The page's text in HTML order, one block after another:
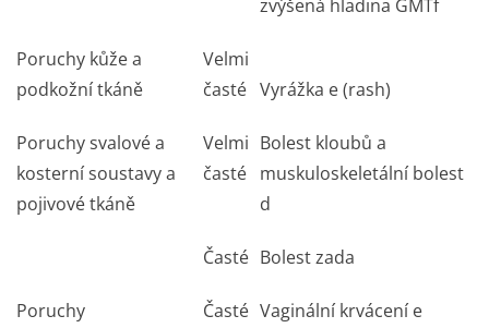
zvýšená hladina GMTf
Poruchy kůže a
podkožní tkáně
Velmi
časté Vyrážka e(rash)
Poruchy svalové a
kosterní soustavy a
pojivové tkáně
Velmi
časté
Bolest kloubů a
muskuloskeletální bolest
d
Časté Bolest zada
Poruchy
Časté Vaginální krvácení e